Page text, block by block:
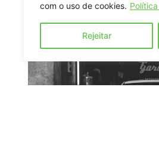
com o uso de cookies.
Rejeitar
Leia mais >